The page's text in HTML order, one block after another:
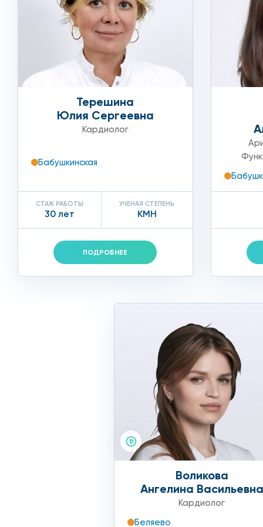
Терешина
Юлия Сергеевна
Кардиолог
Бабушкинская
СТАЖ РАБОТЫ
30 лет
УЧЕНАЯ СТЕПЕНЬ
КМН
ПОДРОБНЕЕ
Воликова
Ангелина Васильевна
Кардиолог
Беляево